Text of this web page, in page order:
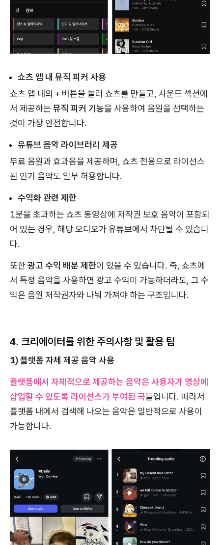
쇼츠 앱 내 뮤직 피커 사용
쇼츠 앱 내의 + 버튼을 눌러 쇼츠를 만들고, 사운드 섹션에
서 제공하는 뮤직 피커 기능을 사용하여 음원을 선택하는
것이 가장 안전합니다.
유튜브 음악 라이브러리 제공
무료 음원과 효과음을 제공하며, 쇼츠 전용으로 라이선스
된 인기 음악도 일부 허용합니다.
수익화 관련 제한
1분을 초과하는 쇼츠 동영상에 저작권 보호 음악이 포함되
어 있는 경우, 해당 오디오가 유튜브에서 차단될 수 있습니
다.
또한광고 수익 배분 제한이 있을 수 있습니다. 즉, 쇼츠에
서 특정 음악을 사용하면 광고 수익이 가능하더라도, 그 수
익은 음원 저작권자와 나눠 가져야 하는 구조입니다.
4. 크리에이터를 위한 주의사항 및 활용 팁
1) 플랫폼 자체 제공 음악 사용
플랫폼에서 자체적으로 제공하는 음악은 사용자가 영상에
삽입할 수 있도록 라이선스가 부여된 곡들입니다. 따라서
플랫폼 내에서 검색해 나오는 음악은 일반적으로 사용이
가능합니다.